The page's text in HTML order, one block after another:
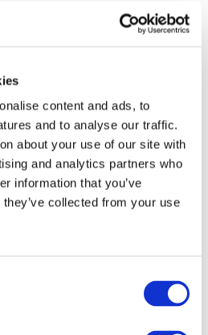
content and ads, to
and to analyse our traffic.
about your use of our site with
and analytics partners who
information that you’ve
collected from your use